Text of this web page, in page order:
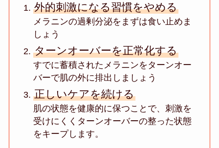
外的刺激になる習慣をやめる
メラニンの過剰分泌をまずは食い止めま
しょう
ターンオーバーを正常化する
すでに蓄積されたメラニンをターンオー
バーで肌の外に排出しましょう
正しいケアを続ける
肌の状態を健康的に保つことで、刺激を
受けにくくターンオーバーの整った状態
をキープします。